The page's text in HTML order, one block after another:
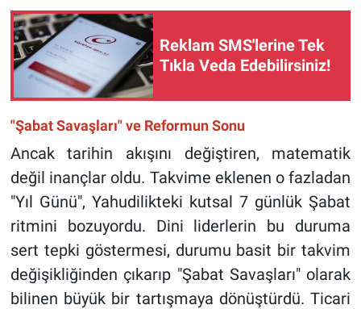
Reklam SMS'lerine Tek
Tıkla Veda Edebilirsiniz!
"Şabat Savaşları" ve Reformun Sonu
Ancak tarihin akışını değiştiren, matematik
değil inançlar oldu. Takvime eklenen o fazladan
"Yıl Günü", Yahudilikteki kutsal 7 günlük Şabat
ritmini bozuyordu. Dini liderlerin bu duruma
sert tepki göstermesi, durumu basit bir takvim
değişikliğinden çıkarıp "Şabat Savaşları" olarak
bilinen büyük bir tartışmaya dönüştürdü. Ticari